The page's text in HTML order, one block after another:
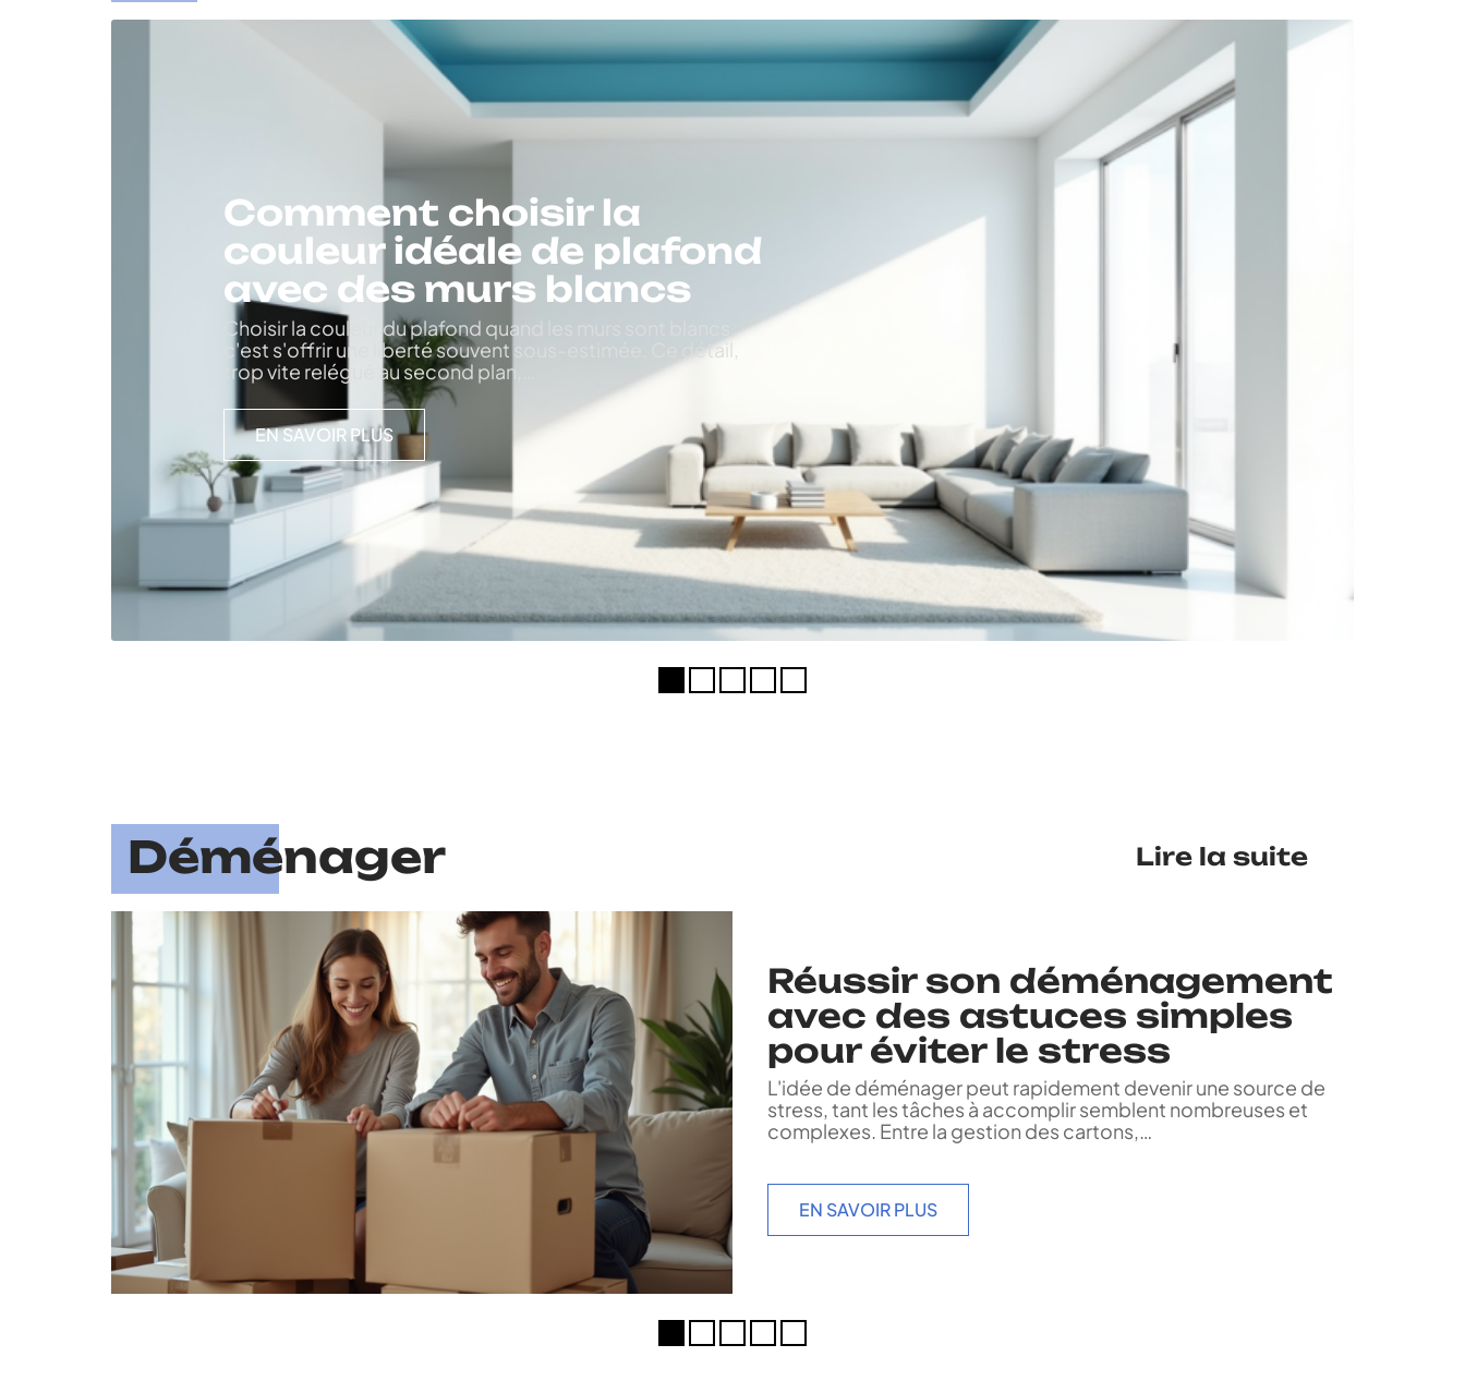
Comment choisir la
couleur idéale de plafond
avec des murs blancs
Choisir la couleur du plafond quand les murs sont blancs,
c'est s'offrir une liberté souvent sous-estimée. Ce détail,
trop vite relégué au second plan,
EN SAVOIR PLUS
Déménager Lire la suite
Réussir son déménagement
avec des astuces simples
pour éviter le stress
L'idée de déménager peut rapidement devenir une source de
stress, tant les tâches à accomplir semblent nombreuses et
complexes. Entre la gestion des cartons,…
EN SAVOIR PLUS